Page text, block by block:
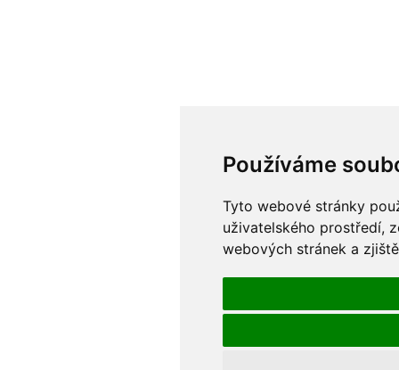
Používáme
Tyto webové stránky
uživatelského prostředí,
webových stránek a